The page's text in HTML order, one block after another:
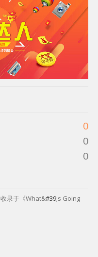
0
0
0
录于《What&#39;s Going